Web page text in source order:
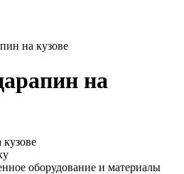
на кузове
на
оборудование и материалы